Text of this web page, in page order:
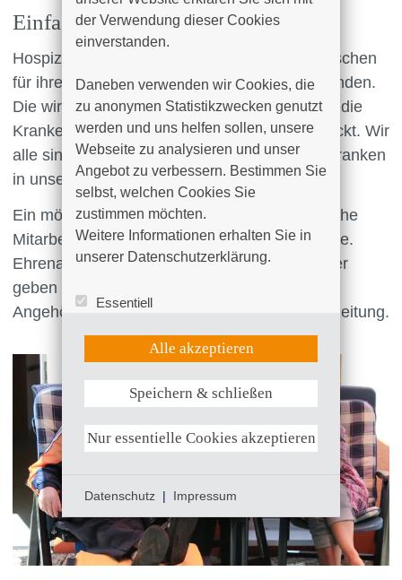
Einfach Hilfe geben
Hospize sind aus dem Engagement von Menschen
für ihre sterbenskranken Mitmenschen entstanden.
Die wirklichen Kosten der Hospize sind durch die
Krankenkassen und Pflegekassen nicht gedeckt. Wir
alle sind also gefordert, uns für die Sterbenskranken
in unserer Mitte zu engagieren.
Ein möglicher Weg für Sie ist Ihre ehrenamtliche
Mitarbeit. Jede Mitarbeit ist eine Art Zeitspende.
Ehrenamtliche Mitarbeiterinnen und Mitarbeiter
geben sterbenden Menschen und deren
Angehörigen u.a. wichtige psychosoziale Begleitung.
der Verwendung dieser Cookies
einverstanden.
Daneben verwenden wir Cookies, die
zu anonymen Statistikzwecken genutzt
werden und uns helfen sollen, unsere
Webseite zu analysieren und unser
Angebot zu verbessern. Bestimmen Sie
selbst, welchen Cookies Sie
zustimmen möchten.
Weitere Informationen erhalten Sie in
unserer Datenschutzerklärung.
Essentiell
UX (Hotjar)
Weitere Informationen anzeigen
Alle akzeptieren
Speichern & schließen
Nur essentielle Cookies akzeptieren
Datenschutz | Impressum